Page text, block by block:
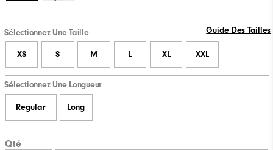
Sélectionnez Une Taille Guide Des Tailles
XS S M L XL XXL
Sélectionnez Une Longueur
Regular Long
Qté